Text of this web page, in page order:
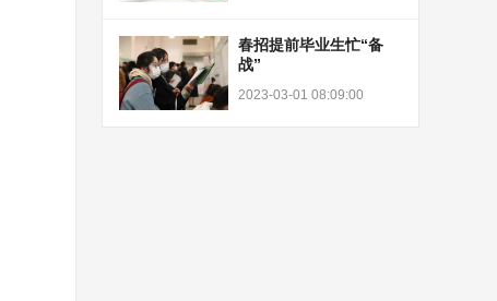
春招提前毕业生忙“备
战”
2023-03-01 08:09:00